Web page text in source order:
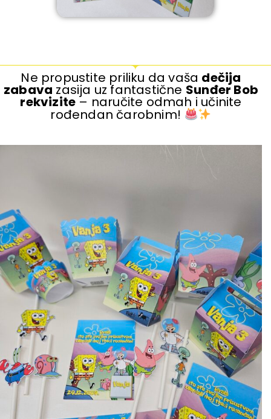
Ne propustite priliku da vaša dečija
zabava zasija uz fantastične Sunđer Bob
rekvizite – naručite odmah i učinite
rođendan čarobnim!